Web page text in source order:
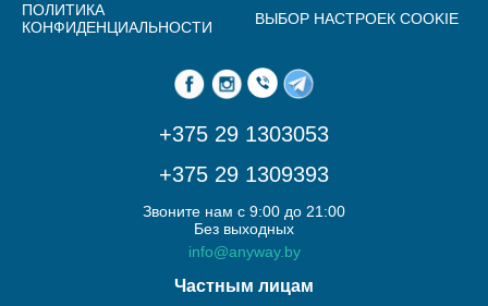
ПОЛИТИКА
КОНФИДЕНЦИАЛЬНОСТИ
ВЫБОР НАСТРОЕК COOKIE
+375 29 1303053
+375 29 1309393
Звоните нам с 9:00 до 21:00
Без выходных
info@anyway.by
Частным лицам